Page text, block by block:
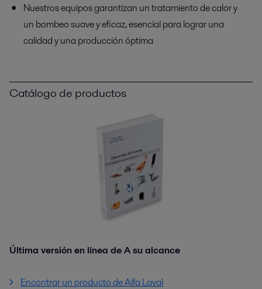
Nuestros equipos garantizan un tratamiento de calor y
un bombeo suave y eficaz, esencial para lograr una
calidad y una producción óptima
Catálogo de productos
Última versión en línea de A su alcance
Encontrar un producto de Alfa Laval